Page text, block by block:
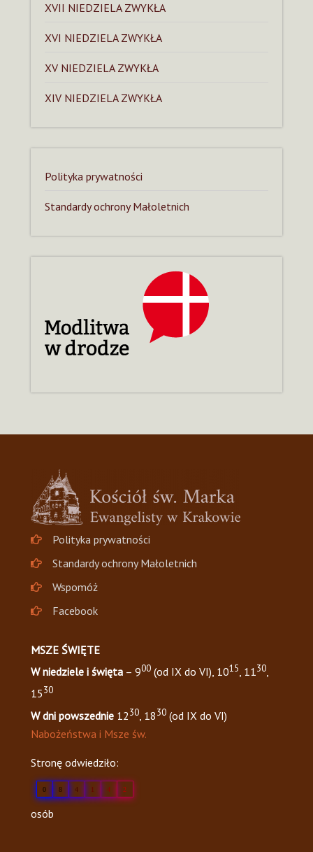
XVII NIEDZIELA ZWYKŁA
XVI NIEDZIELA ZWYKŁA
XV NIEDZIELA ZWYKŁA
XIV NIEDZIELA ZWYKŁA
Polityka prywatności
Standardy ochrony Małoletnich
Polityka prywatności
Standardy ochrony Małoletnich
Wspomóż
Facebook
MSZE ŚWIĘTE
W niedziele i święta – 900 (od IX do VI), 1015, 1130,
1530
W dni powszednie 1230, 1830 (od IX do VI)
Nabożeństwa i Msze św.
Stronę odwiedziło:
0 8 4 1 4 2
osób